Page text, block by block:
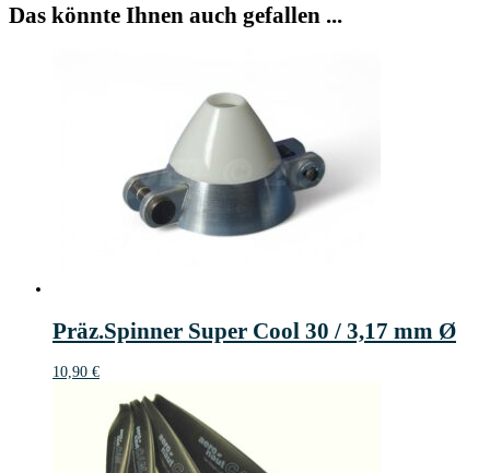
Das könnte Ihnen auch gefallen ...
Präz.Spinner Super Cool 30 / 3,17 mm Ø
10,90 €